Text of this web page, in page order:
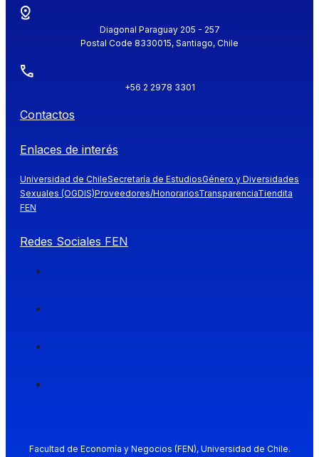
Diagonal Paraguay 205 - 257
Postal Code 8330015, Santiago, Chile
+56 2 2978 3301
Contactos
Enlaces de interés
Universidad de ChileSecretaría de EstudiosGénero y Diversidades
Sexuales (OGDIS)Proveedores/HonorariosTransparenciaTiendita
FEN
Redes Sociales FEN
Facultad de Economía y Negocios (FEN), Universidad de Chile.